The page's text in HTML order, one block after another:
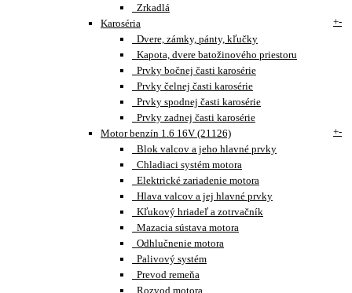
Zrkadlá
Karoséria
+-
Dvere, zámky, pánty, kľučky
Kapota, dvere batožinového priestoru
Prvky bočnej časti karosérie
Prvky čelnej časti karosérie
Prvky spodnej časti karosérie
Prvky zadnej časti karosérie
Motor benzín 1.6 16V (21126)
+-
Blok valcov a jeho hlavné prvky
Chladiaci systém motora
Elektrické zariadenie motora
Hlava valcov a jej hlavné prvky
Kľukový hriadeľ a zotrvačník
Mazacia sústava motora
Odhlučnenie motora
Palivový systém
Prevod remeňa
Rozvod motora